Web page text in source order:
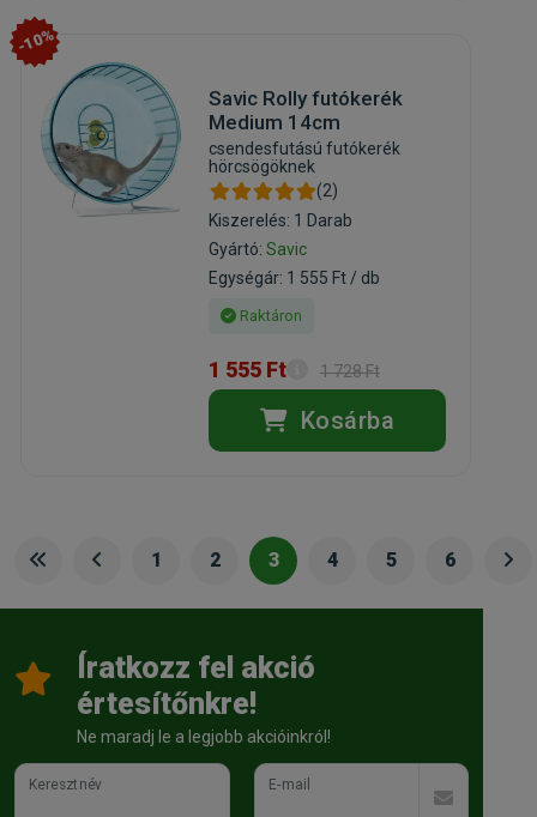
-10%
Savic Rolly futókerék
Medium 14cm
csendesfutású futókerék
hörcsögöknek
(2)
Kiszerelés: 1 Darab
Gyártó: Savic
Egységár: 1 555 Ft / db
Raktáron
1 555 Ft 1 728 Ft
Kosárba
1 2 3 4 5 6
Íratkozz fel akció
értesítőnkre!
Ne maradj le a legjobb akcióinkról!
Keresztnév E-mail